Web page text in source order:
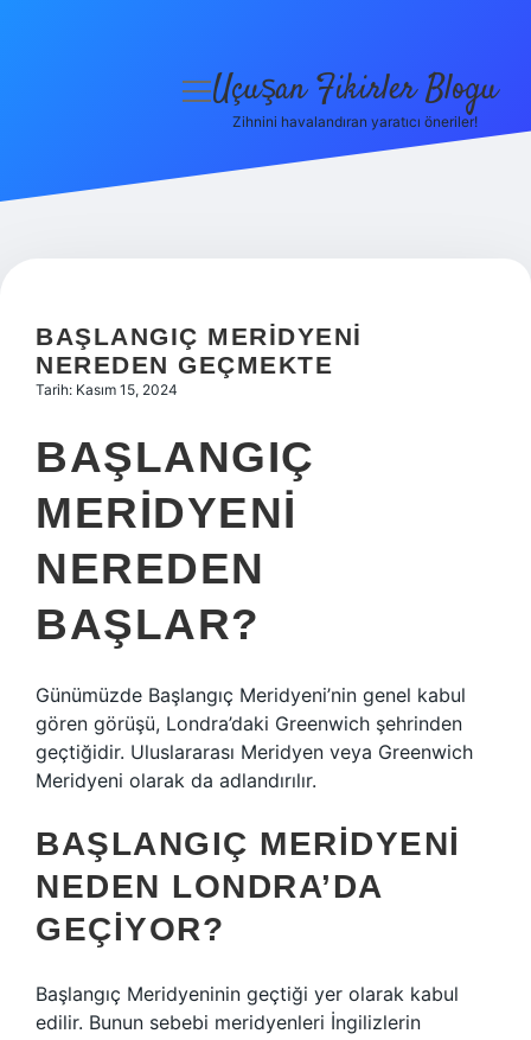
Hakkımızda
menüyü
Uçuşan Fikirler Blogu
Zihnini havalandıran yaratıcı öneriler!
BAŞLANGIÇ MERIDYENI
NEREDEN GEÇMEKTE
Tarih: Kasım 15, 2024
BAŞLANGIÇ
MERIDYENI
NEREDEN
BAŞLAR?
Günümüzde Başlangıç ​​Meridyeni’nin genel kabul
gören görüşü, Londra’daki Greenwich şehrinden
geçtiğidir. Uluslararası Meridyen veya Greenwich
Meridyeni olarak da adlandırılır.
BAŞLANGIÇ MERIDYENI
NEDEN LONDRA’DA
GEÇIYOR?
Başlangıç ​​Meridyeninin geçtiği yer olarak kabul
edilir. Bunun sebebi meridyenleri İngilizlerin